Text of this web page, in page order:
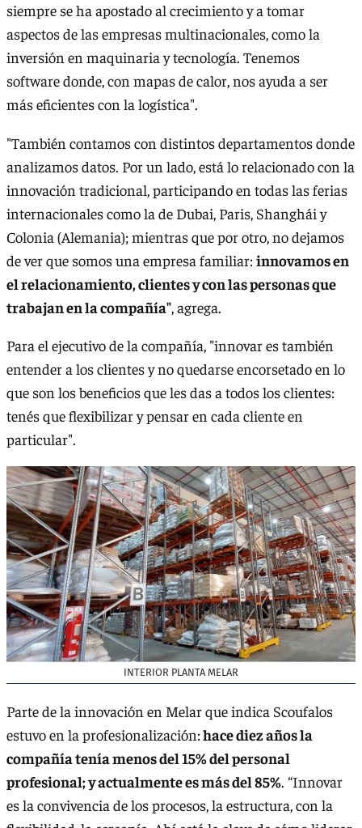
siempre se ha apostado al crecimiento y a tomar
aspectos de las empresas multinacionales, como la
inversión en maquinaria y tecnología. Tenemos
software donde, con mapas de calor, nos ayuda a ser
más eficientes con la logística".
"También contamos con distintos departamentos donde
analizamos datos. Por un lado, está lo relacionado con la
innovación tradicional, participando en todas las ferias
internacionales como la de Dubai, Paris, Shanghái y
Colonia (Alemania); mientras que por otro, no dejamos
de ver que somos una empresa familiar:innovamos en
el relacionamiento, clientes y con las personas que
trabajan en la compañía", agrega.
Para el ejecutivo de la compañía, "innovar es también
entender a los clientes y no quedarse encorsetado en lo
que son los beneficios que les das a todos los clientes:
tenés que flexibilizar y pensar en cada cliente en
particular".
INTERIOR PLANTA MELAR
Parte de la innovación en Melar que indica Scoufalos
estuvo en la profesionalización:hace diez años la
compañía tenía menos del 15% del personal
profesional; y actualmente es más del 85%. “Innovar
es la convivencia de los procesos, la estructura, con la